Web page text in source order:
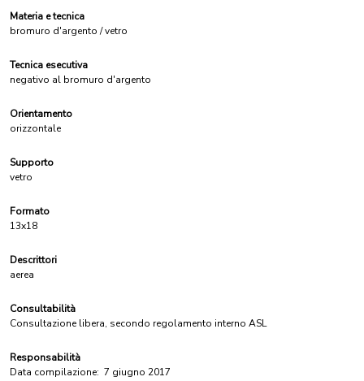
Materia e tecnica
bromuro d'argento / vetro
Tecnica esecutiva
negativo al bromuro d'argento
Orientamento
orizzontale
Supporto
vetro
Formato
13x18
Descrittori
aerea
Consultabilità
Consultazione libera, secondo regolamento interno ASL
Responsabilità
Data compilazione: 7 giugno 2017